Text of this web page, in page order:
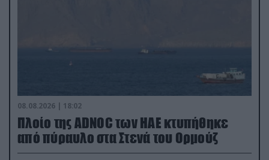
08.08.2026 | 18:02
Πλοίο της ADNOC των ΗΑΕ κτυπήθηκε
από πύραυλο στα Στενά του Ορμούζ